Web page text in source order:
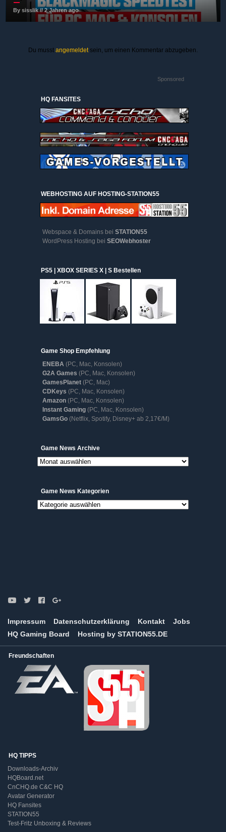
By sisslik // 2 Jahren ago
Du musst angemeldetsein, um einen Kommentar abzugeben.
Sponsored
HQ FANSITES
WEBHOSTING AUF HOSTING-STATION55
Webspace & Domains bei STATION55
WordPress Hosting bei SEOWebhoster
PS5 | XBOX SERIES X | S Bestellen
Game Shop Empfehlung
ENEBA (PC, Mac, Konsolen)
G2A Games (PC, Mac, Konsolen)
GamesPlanet (PC, Mac)
CDKeys (PC, Mac, Konsolen)
Amazon (PC, Mac, Konsolen)
Instant Gaming (PC, Mac, Konsolen)
GamsGo (Netflix, Spotify, Disney+ ab 2,17€/M)
Game News ArchiveGame
News
Archive
Game News Kategorien
Game
Impressum Datenschutzerklärung Kontakt
Jobs
HQ Gaming Board
Hosting by STATION55.DE
Freundschaften
HQ TIPPS
Downloads-Archiv
HQBoard.net
CnCHQ.de C&C HQ
Avatar Generator
HQ Fansites
STATION55
Test-Fritz Unboxing & Reviews